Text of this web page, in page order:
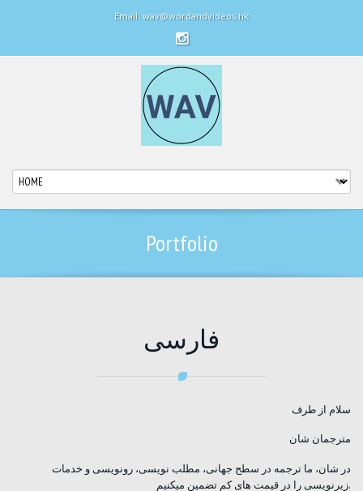
Email: wav@wordandvideos.hk
Portfolio
فارسی
سلام از طرف
مترجمان شان
در شان، ما ترجمه در سطح جهانی، مطلب نویسی، رونویسی و خدمات
زیرنویسی را در قیمت های کم تضمین میکنیم.